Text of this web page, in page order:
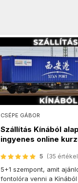
CSÉPE GÁBOR
Szállítás Kínából
ingyenes online
5 (35
5+1 szempont, amit
fontolóra venni a